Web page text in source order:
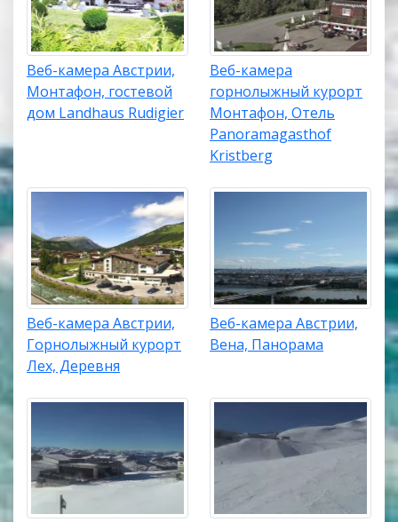
Веб-камера Австрии,
Монтафон, гостевой
дом Landhaus Rudigier
Веб-камера
горнолыжный курорт
Монтафон, Отель
Panoramagasthof
Kristberg
Веб-камера Австрии,
Горнолыжный курорт
Лех, Деревня
Веб-камера Австрии,
Вена, Панорама